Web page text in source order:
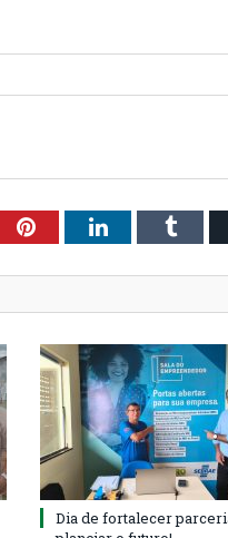
PinterestLinkedIn
Dia de fortalecer